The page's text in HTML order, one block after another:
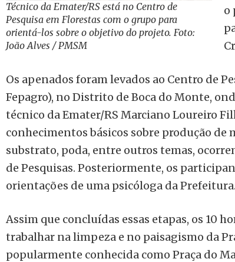
Técnico da Emater/RS está no Centro de
Pesquisa em Florestas com o grupo para
orientá-los sobre o objetivo do projeto. Foto:
João Alves / PMSM
o
Os apenados foram levados ao Centro de
Fepagro), no Distrito de Boca do Monte,
técnico da Emater/RS Marciano Loureiro
conhecimentos básicos sobre produção de
substrato, poda, entre outros temas,
de Pesquisas. Posteriormente, os
orientações de uma psicóloga da Prefeitura.
Assim que concluídas essas etapas, os 10
trabalhar na limpeza e no paisagismo da
popularmente conhecida como Praça do